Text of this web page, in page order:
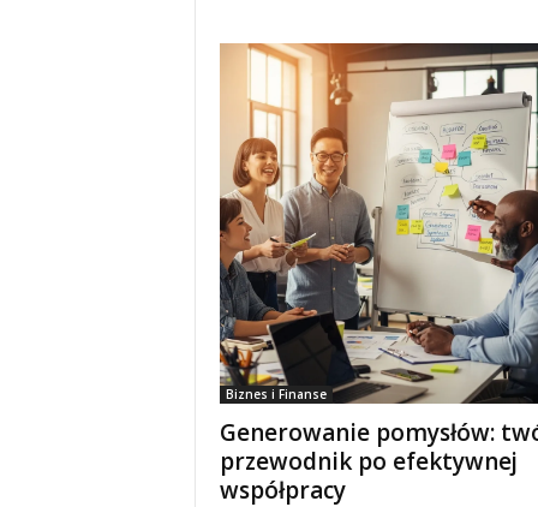
Biznes i Finanse
Generowanie pomysłów:
przewodnik po efektywnej
współpracy